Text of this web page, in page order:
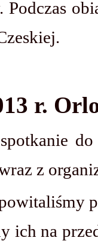
Podczas
r.
z
ich na